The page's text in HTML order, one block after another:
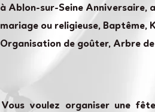
à Ablon-sur-Seine Anniversaire,
mariage ou religieuse, Baptême,
Organisation de goûter, Arbre de
Vous voulez organiser une